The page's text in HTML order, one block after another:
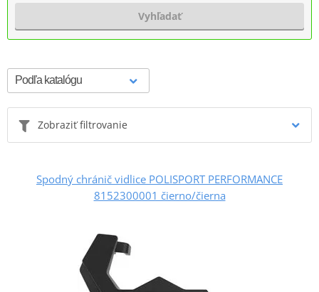
Vyhľadať
Zobraziť filtrovanie
Spodný chránič vidlice POLISPORT PERFORMANCE
8152300001 čierno/čierna